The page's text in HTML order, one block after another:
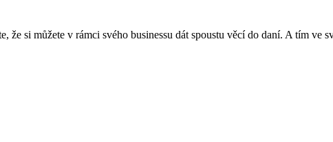
si můžete v rámci svého businessu dát spoustu věcí do daní. A tím ve